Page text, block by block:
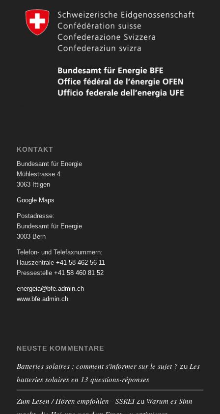
KONTAKT
Bundesamt für Energie
Mühlestrasse 4
3063 Ittigen
Google Maps
Postadresse:
Bundesamt für Energie
3003 Bern
Telefon- und Telefaxnummern:
Hauszentrale +41 58 462 56 11
Pressestelle +41 58 460 81 52
energeia@bfe.admin.ch
www.bfe.admin.ch
NEUSTE KOMMENTARE
Batteries solaires : comment s'informer sur le sujet ? zu Les
batteries solaires en 13 questions-réponses
Zum Lesen / Hören empfohlen - SSREIzu Warum es Sinn